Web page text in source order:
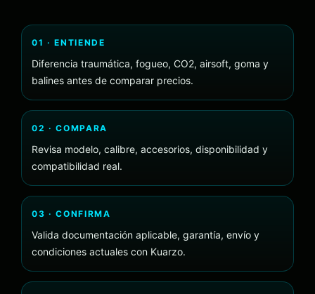
01 · ENTIENDE
Diferencia traumática, fogueo, CO2, airsoft, goma y
balines antes de comparar precios.
02 · COMPARA
Revisa modelo, calibre, accesorios, disponibilidad y
compatibilidad real.
03 · CONFIRMA
Valida documentación aplicable, garantía, envío y
condiciones actuales con Kuarzo.